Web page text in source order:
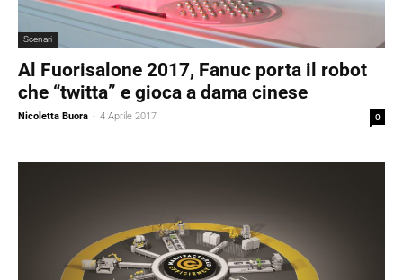
Scenari
Al Fuorisalone 2017, Fanuc porta il robot
che “twitta” e gioca a dama cinese
Nicoletta Buora - 4 Aprile 2017 0